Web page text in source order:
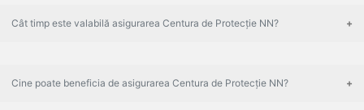
Cât timp este valabilă asigurarea Centura de Protecție NN?
Cine poate beneficia de asigurarea Centura de Protecție NN?